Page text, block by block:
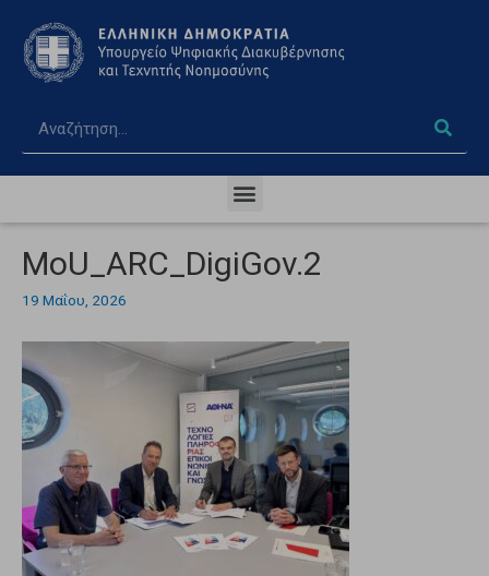
MoU_ARC_DigiGov.2
19 Μαΐου, 2026